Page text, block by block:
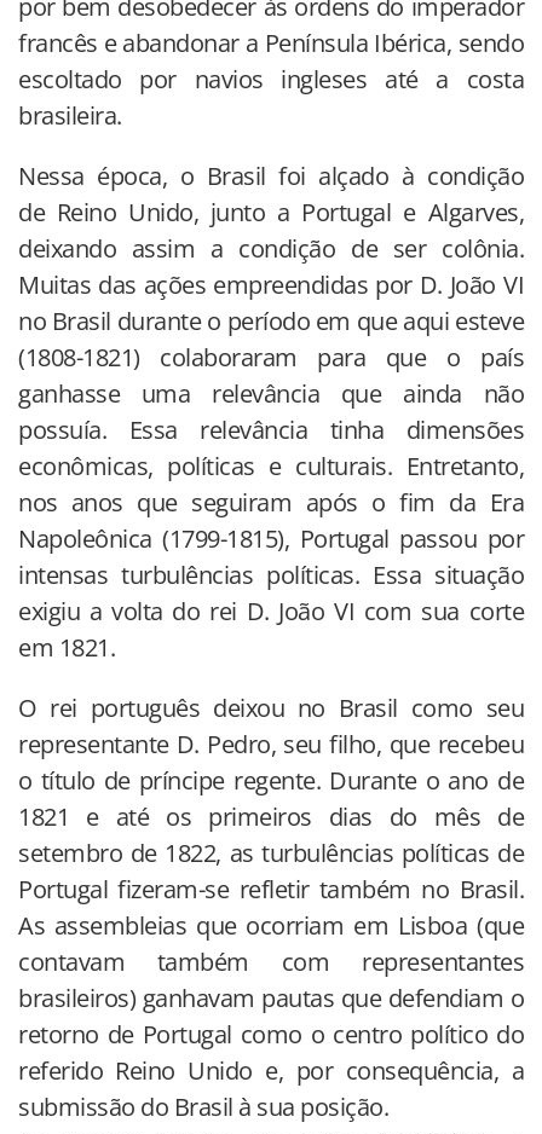
por bem desobedecer às ordens do imperador
francês e abandonar a Península Ibérica, sendo
escoltado por navios ingleses até a costa
brasileira.
Nessa época, o Brasil foi alçado à condição
de Reino Unido, junto a Portugal e Algarves,
deixando assim a condição de ser colônia.
Muitas das ações empreendidas por D. João VI
no Brasil durante o período em que aqui esteve
(1808-1821) colaboraram para que o país
ganhasse uma relevância que ainda não
possuía. Essa relevância tinha dimensões
econômicas, políticas e culturais. Entretanto,
nos anos que seguiram após o fim da Era
Napoleônica (1799-1815), Portugal passou por
intensas turbulências políticas. Essa situação
exigiu a volta do rei D. João VI com sua corte
em 1821.
O rei português deixou no Brasil como seu
representante D. Pedro, seu filho, que recebeu
o título de príncipe regente. Durante o ano de
1821 e até os primeiros dias do mês de
setembro de 1822, as turbulências políticas de
Portugal fizeram-se refletir também no Brasil.
As assembleias que ocorriam em Lisboa (que
contavam também com representantes
brasileiros) ganhavam pautas que defendiam o
retorno de Portugal como o centro político do
referido Reino Unido e, por consequência, a
submissão do Brasil à sua posição.